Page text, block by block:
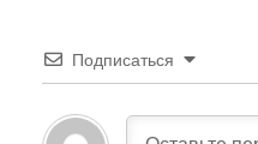
Подписаться